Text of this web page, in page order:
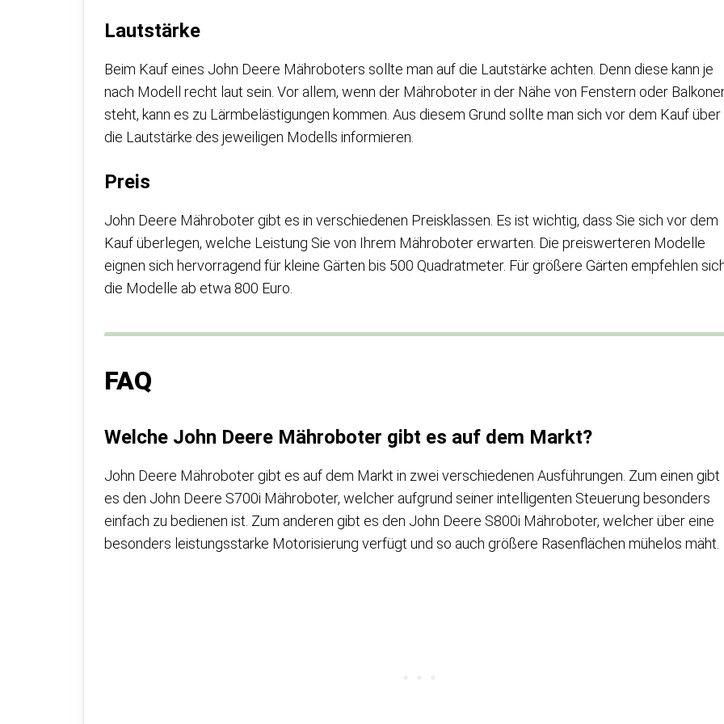
Lautstärke
Beim Kauf eines John Deere Mähroboters sollte man auf die Lautstärke achten. Denn diese kann je
nach Modell recht laut sein. Vor allem, wenn der Mähroboter in der Nähe von Fenstern oder
steht, kann es zu Lärmbelästigungen kommen. Aus diesem Grund sollte man sich vor dem Kauf über
die Lautstärke des jeweiligen Modells informieren.
Preis
John Deere Mähroboter gibt es in verschiedenen Preisklassen. Es ist wichtig, dass Sie sich vor dem
Kauf überlegen, welche Leistung Sie von Ihrem Mähroboter erwarten. Die preiswerteren Modelle
eignen sich hervorragend für kleine Gärten bis 500 Quadratmeter. Für größere Gärten empfehlen
die Modelle ab etwa 800 Euro.
FAQ
Welche John Deere Mähroboter gibt es auf dem Markt?
John Deere Mähroboter gibt es auf dem Markt in zwei verschiedenen Ausführungen. Zum einen gibt
es den John Deere S700i Mähroboter, welcher aufgrund seiner intelligenten Steuerung besonders
einfach zu bedienen ist. Zum anderen gibt es den John Deere S800i Mähroboter, welcher über eine
besonders leistungsstarke Motorisierung verfügt und so auch größere Rasenflächen mühelos mäht.